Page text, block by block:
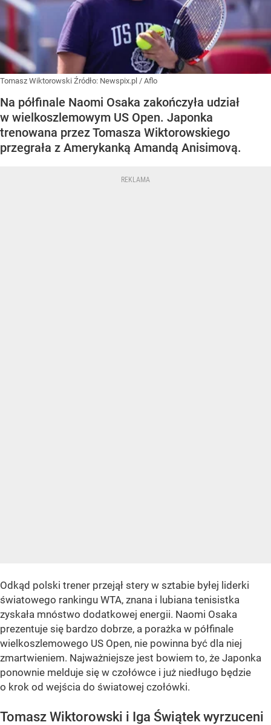
Tomasz Wiktorowski Źródło: Newspix.pl / Aflo
Na półfinale Naomi Osaka zakończyła udział
w wielkoszlemowym US Open. Japonka
trenowana przez Tomasza Wiktorowskiego
przegrała z Amerykanką Amandą Anisimovą.
Odkąd polski trener przejął stery w sztabie byłej liderki
światowego rankingu WTA, znana i lubiana tenisistka
zyskała mnóstwo dodatkowej energii. Naomi Osaka
prezentuje się bardzo dobrze, a porażka w półfinale
wielkoszlemowego US Open, nie powinna być dla niej
zmartwieniem. Najważniejsze jest bowiem to, że Japonka
ponownie melduje się w czołówce i już niedługo będzie
o krok od wejścia do światowej czołówki.
Tomasz Wiktorowski i Iga Świątek wyrzuceni